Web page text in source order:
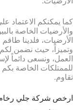
كما يمكنكم الاعتماد
والأرضيات الخاصة
الأرضيات، فلدينا
وتميزاً، حيث نضمن لكم
العمل، ونسعى دائماً
للممتلكات الخاصة
تقاوم.
ارخص شركة جلي رخام